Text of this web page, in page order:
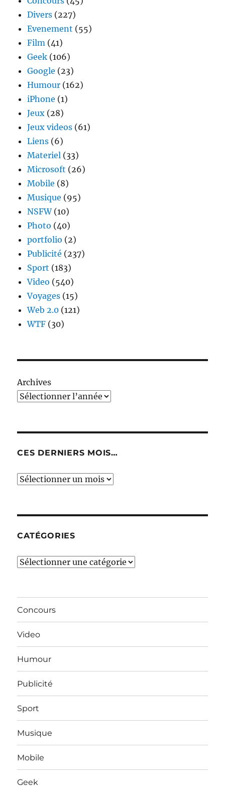
Divers (227)
Evenement (55)
Film (41)
Geek (106)
Google (23)
Humour (162)
iPhone (1)
Jeux (28)
Jeux videos (61)
Liens (6)
Materiel (33)
Microsoft (26)
Mobile (8)
Musique (95)
NSFW(10)
Photo (40)
portfolio (2)
Publicité (237)
Sport (183)
Video (540)
Voyages (15)
Web 2.0 (121)
WTF (30)
Archives
CES DERNIERS MOIS…
Ces
CATÉGORIES
Catégories
Concours
Video
Humour
Publicité
Sport
Musique
Mobile
Geek